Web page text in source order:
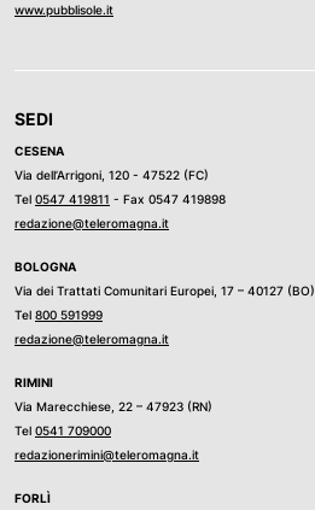
www.pubblisole.it
SEDI
CESENA
Via dell’Arrigoni, 120 - 47522 (FC)
Tel 0547 419811 - Fax 0547 419898
redazione@teleromagna.it
BOLOGNA
Via dei Trattati Comunitari Europei, 17 – 40127 (BO)
Tel 800 591999
redazione@teleromagna.it
RIMINI
Via Marecchiese, 22 – 47923 (RN)
Tel 0541 709000
redazionerimini@teleromagna.it
FORLÌ